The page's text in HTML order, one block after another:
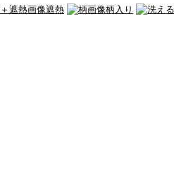
遮熱 柄入り